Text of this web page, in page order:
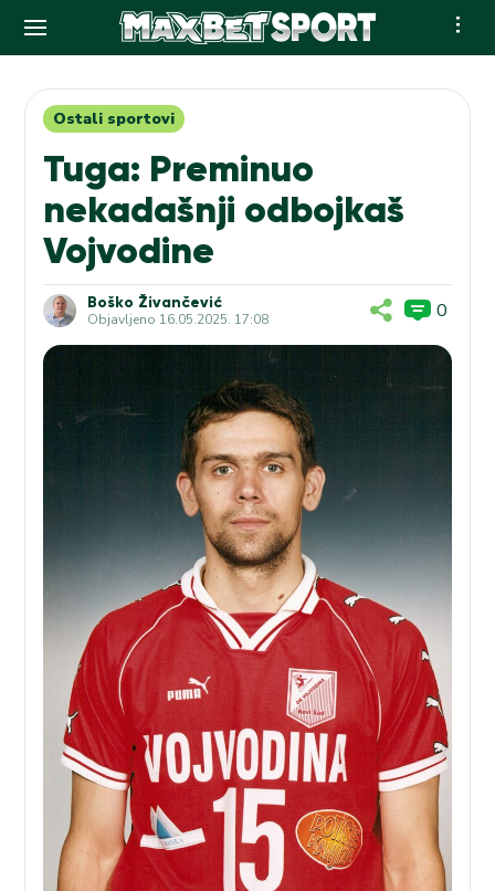
contentOstali sportovi
Tuga: Preminuo
nekadašnji odbojkaš
Vojvodine
Boško Živančević
Objavljeno 16.05.2025. 17:08 0